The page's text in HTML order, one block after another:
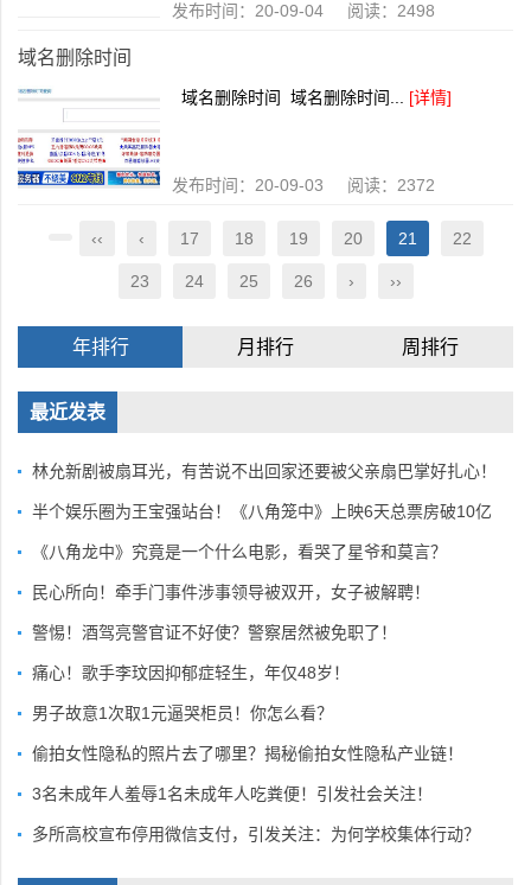
发布时间：20-09-04 阅读：2498
域名删除时间
域名删除时间 域名删除时间... [详情]
发布时间：20-09-03 阅读：2372
‹‹ ‹ 17 18 19 20 21 22
23 24 25 26 › ››
年排行 月排行 周排行
最近发表
林允新剧被扇耳光，有苦说不出回家还要被父亲扇巴掌好扎心！
半个娱乐圈为王宝强站台！《八角笼中》上映6天总票房破10亿
《八角龙中》究竟是一个什么电影，看哭了星爷和莫言？
民心所向！牵手门事件涉事领导被双开，女子被解聘！
警惕！酒驾亮警官证不好使？警察居然被免职了！
痛心！歌手李玟因抑郁症轻生，年仅48岁！
男子故意1次取1元逼哭柜员！你怎么看？
偷拍女性隐私的照片去了哪里？揭秘偷拍女性隐私产业链！
3名未成年人羞辱1名未成年人吃粪便！引发社会关注！
多所高校宣布停用微信支付，引发关注：为何学校集体行动？